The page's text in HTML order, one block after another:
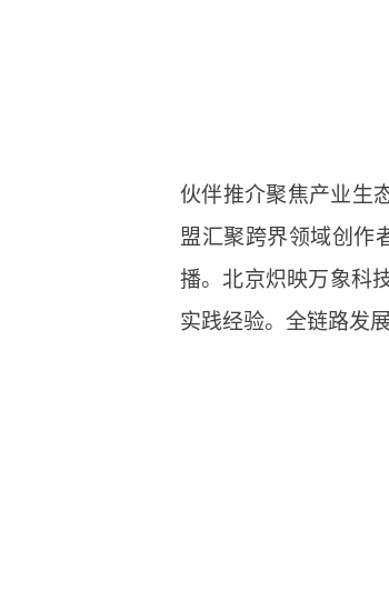
伙伴推介聚焦产业生
盟汇聚跨界领域创作
播。北京炽映万象科
实践经验。全链路发